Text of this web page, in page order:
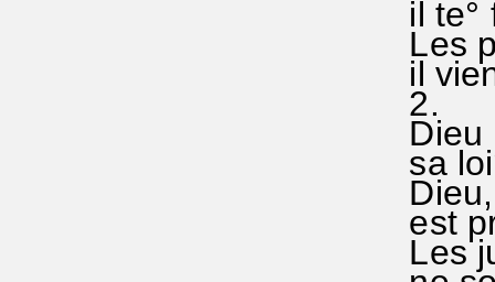
il te°
Les
il
2.
Dieu
sa
Dieu,
est
Les